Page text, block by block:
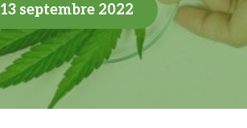
13 septembre 2022